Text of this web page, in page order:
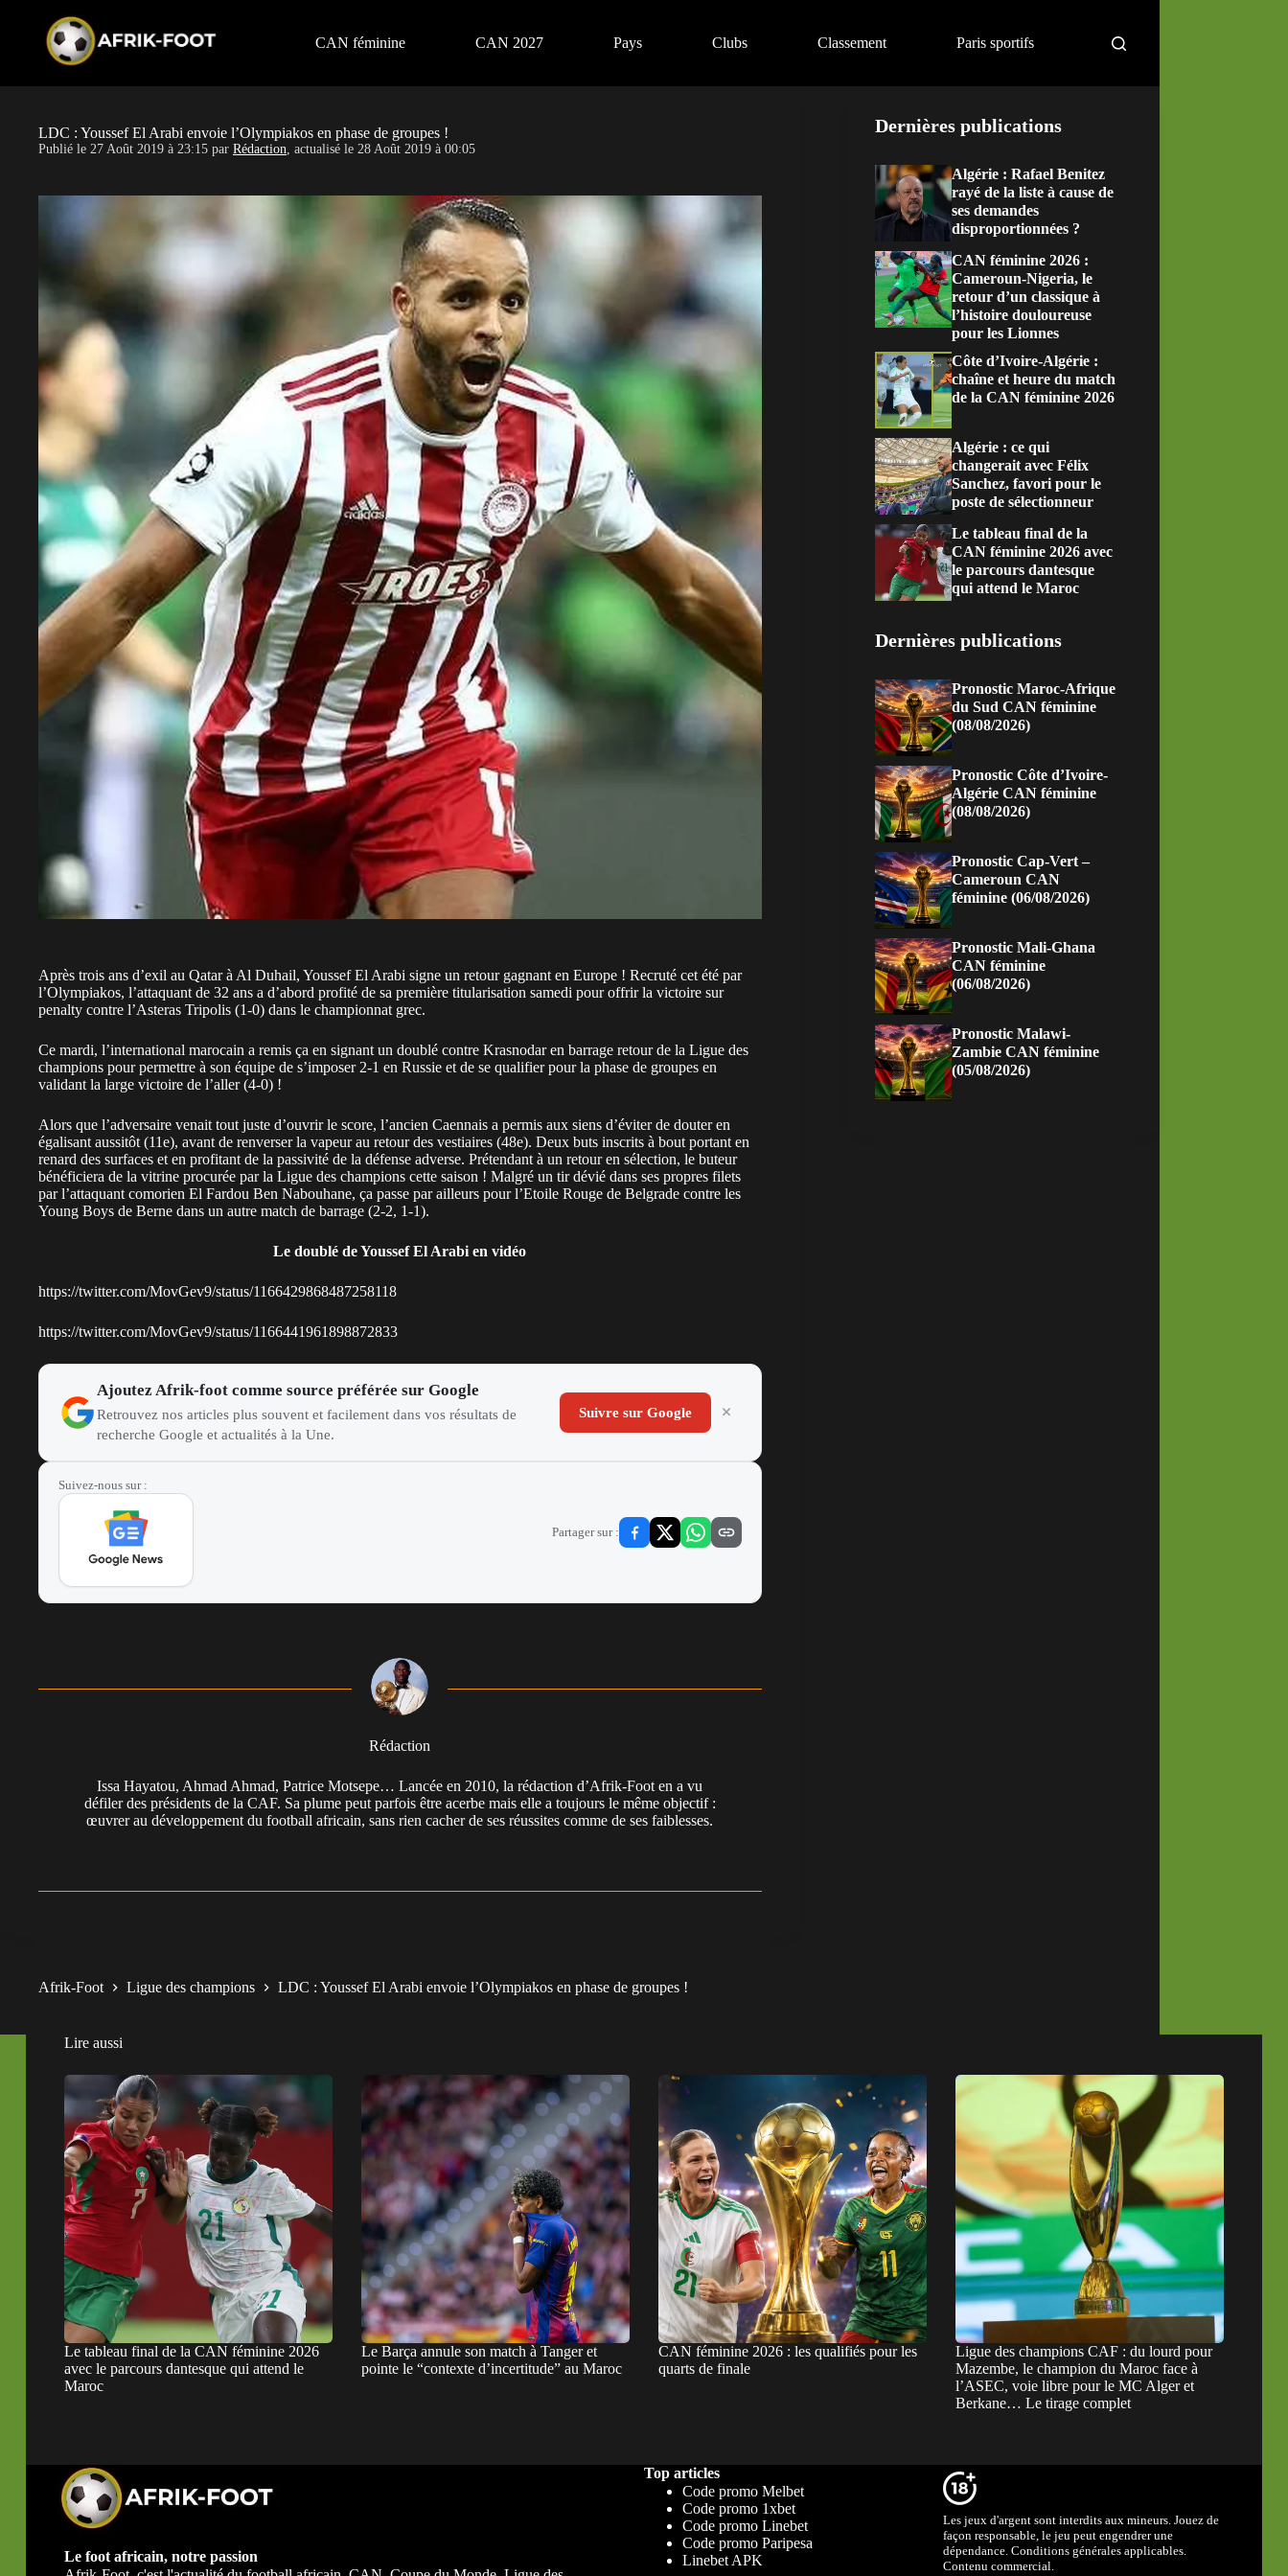
CAN féminine CAN 2027 Pays Clubs Classement Paris sportifs
LDC : Youssef El Arabi envoie l’Olympiakos en phase de groupes !
Publié le 27 Août 2019 à 23:15 par Rédaction, actualisé le 28 Août 2019 à 00:05
Après trois ans d’exil au Qatar à Al Duhail, Youssef El Arabi signe un retour gagnant en Europe ! Recruté cet été par
l’Olympiakos, l’attaquant de 32 ans a d’abord profité de sa première titularisation samedi pour offrir la victoire sur
penalty contre l’Asteras Tripolis (1-0) dans le championnat grec.
Ce mardi, l’international marocain a remis ça en signant un doublé contre Krasnodar en barrage retour de la Ligue des
champions pour permettre à son équipe de s’imposer 2-1 en Russie et de se qualifier pour la phase de groupes en
validant la large victoire de l’aller (4-0) !
Alors que l’adversaire venait tout juste d’ouvrir le score, l’ancien Caennais a permis aux siens d’éviter de douter en
égalisant aussitôt (11e), avant de renverser la vapeur au retour des vestiaires (48e). Deux buts inscrits à bout portant en
renard des surfaces et en profitant de la passivité de la défense adverse. Prétendant à un retour en sélection, le buteur
bénéficiera de la vitrine procurée par la Ligue des champions cette saison ! Malgré un tir dévié dans ses propres filets
par l’attaquant comorien El Fardou Ben Nabouhane, ça passe par ailleurs pour l’Etoile Rouge de Belgrade contre les
Young Boys de Berne dans un autre match de barrage (2-2, 1-1).
Le doublé de Youssef El Arabi en vidéo
https://twitter.com/MovGev9/status/1166429868487258118
https://twitter.com/MovGev9/status/1166441961898872833
Ajoutez Afrik-foot comme source préférée sur Google
Retrouvez nos articles plus souvent et facilement dans vos résultats de
recherche Google et actualités à la Une.
Suivre sur Google
Suivez-nous sur :
Partager sur :
Rédaction
Issa Hayatou, Ahmad Ahmad, Patrice Motsepe… Lancée en 2010, la rédaction d’Afrik-Foot en a vu
défiler des présidents de la CAF. Sa plume peut parfois être acerbe mais elle a toujours le même objectif :
œuvrer au développement du football africain, sans rien cacher de ses réussites comme de ses faiblesses.
Dernières publications
Algérie : Rafael Benitez
rayé de la liste à cause de
ses demandes
disproportionnées ?
CAN féminine 2026 :
Cameroun-Nigeria, le
retour d’un classique à
l’histoire douloureuse
pour les Lionnes
Côte d’Ivoire-Algérie :
chaîne et heure du match
de la CAN féminine 2026
Algérie : ce qui
changerait avec Félix
Sanchez, favori pour le
poste de sélectionneur
Le tableau final de la
CAN féminine 2026 avec
le parcours dantesque
qui attend le Maroc
Dernières publications
Pronostic Maroc-Afrique
du Sud CAN féminine
(08/08/2026)
Pronostic Côte d’Ivoire-
Algérie CAN féminine
(08/08/2026)
Pronostic Cap-Vert –
Cameroun CAN
féminine (06/08/2026)
Pronostic Mali-Ghana
CAN féminine
(06/08/2026)
Pronostic Malawi-
Zambie CAN féminine
(05/08/2026)
Afrik-Foot Ligue des champions LDC : Youssef El Arabi envoie l’Olympiakos en phase de groupes !
Lire aussi
Le tableau final de la CAN féminine 2026
avec le parcours dantesque qui attend le
Maroc
Le Barça annule son match à Tanger et
pointe le “contexte d’incertitude” au Maroc
CAN féminine 2026 : les qualifiés pour les
quarts de finale
Ligue des champions CAF : du lourd pour
Mazembe, le champion du Maroc face à
l’ASEC, voie libre pour le MC Alger et
Berkane… Le tirage complet
Le foot africain, notre passion
Top articles
Code promo Melbet
Code promo 1xbet
Code promo Linebet
Code promo Paripesa
Linebet APK
Les jeux d'argent sont interdits aux mineurs. Jouez de
façon responsable, le jeu peut engendrer une
dépendance. Conditions générales applicables.
Contenu commercial.